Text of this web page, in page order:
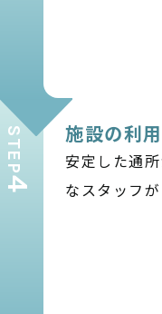
STEP
4
施設の利
安定した通
なスタッフが